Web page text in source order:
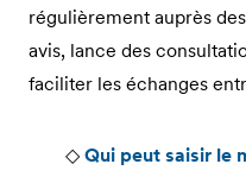
régulièrement auprès des
avis, lance des
faciliter les échanges
◇ Qui peut saisir le